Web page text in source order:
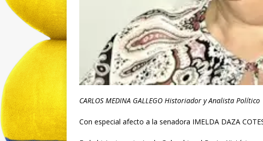
CARLOS MEDINA GALLEGO Historiador y Analista Político
Con especial afecto a la senadora IMELDA DAZA